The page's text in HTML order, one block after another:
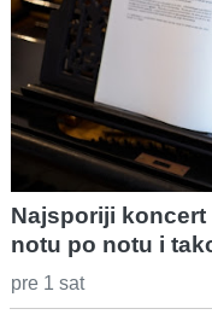
Najsporiji
notu po notu i
pre 1 sat